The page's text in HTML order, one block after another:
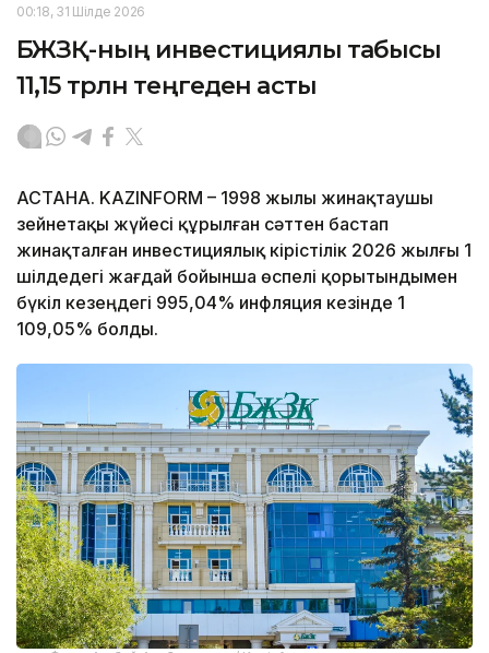
00:18, 31 Шілде 2026
БЖЗҚ-ның инвестициялық табысы
11,15 трлн теңгеден асты
АСТАНА. KAZINFORM – 1998 жылы жинақтаушы
зейнетақы жүйесі құрылған сәттен бастап
жинақталған инвестициялық кірістілік 2026 жылғы 1
шілдедегі жағдай бойынша өспелі қорытындымен
бүкіл кезеңдегі 995,04% инфляция кезінде 1
109,05% болды.